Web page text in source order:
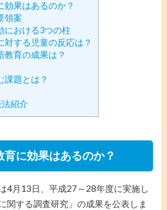
効果はあるのか？
領案
における3つの柱
対する児童の反応は？
教育の成果は？
課題とは？
紹介
に効果はあるのか？
4月13日、平成27～28年度に実施し
関する調査研究」の成果を公表しま